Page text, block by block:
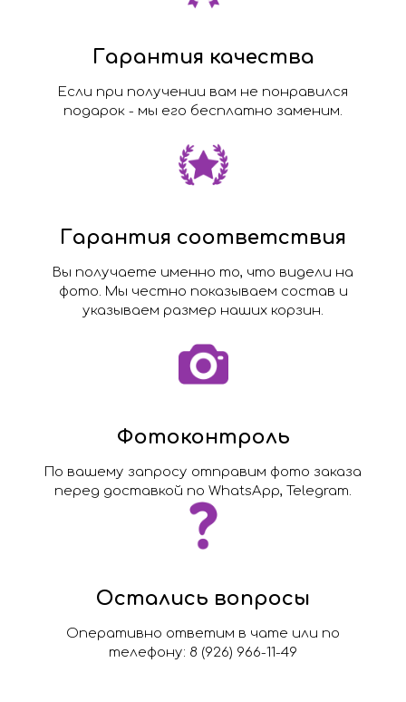
Гарантия качества
Если при получении вам не понравился
подарок - мы его бесплатно заменим.
Гарантия соответствия
Вы получаете именно то, что видели на
фото. Мы честно показываем состав и
указываем размер наших корзин.
Фотоконтроль
По вашему запросу отправим фото заказа
перед доставкой по WhatsApp, Telegram.
Остались вопросы
Оперативно ответим в чате или по
телефону: 8 (926) 966-11-49